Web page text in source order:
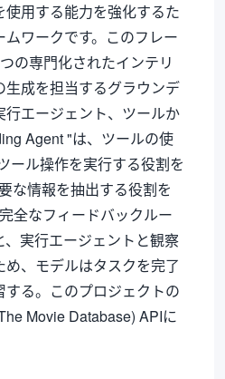
用する能力を強化するた
ワークです。このフレー
の専門化されたインテリ
成を担当するグラウンデ
エージェント、ツールか
Agent "は、ツールの使
ール操作を実行する役割を
な情報を抽出する役割を
全なフィードバックルー
実行エージェントと観察
、モデルはタスクを完了
る。このプロジェクトの
Movie Database) APIに